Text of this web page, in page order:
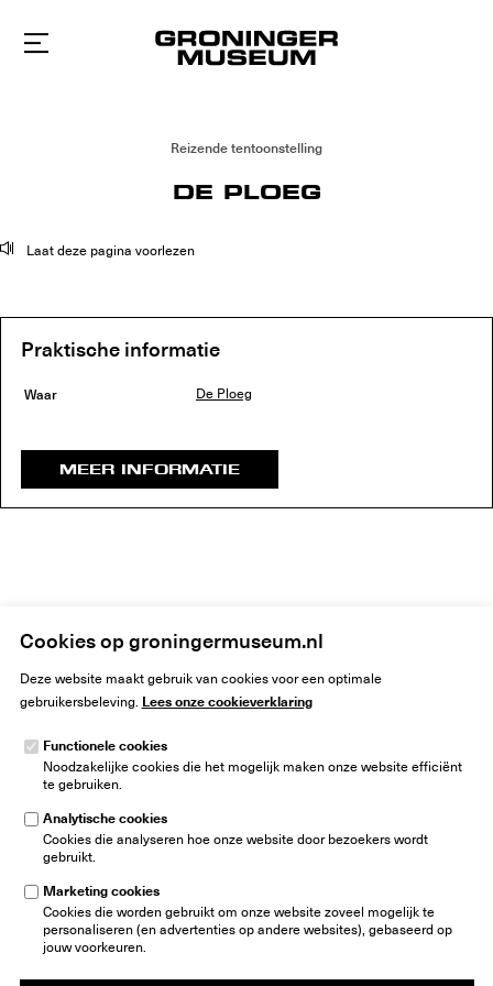
Cookies op groningermuseum.nl
Deze website maakt gebruik van cookies voor een optimale
gebruikersbeleving. Lees onze cookieverklaring
Functionele cookies
Noodzakelijke cookies die het mogelijk maken onze website efficiënt
te gebruiken.
Analytische cookies
Cookies die analyseren hoe onze website door bezoekers wordt
gebruikt.
Marketing cookies
Cookies die worden gebruikt om onze website zoveel mogelijk te
personaliseren (en advertenties op andere websites), gebaseerd op
jouw voorkeuren.
Naar
hoofdinhoud
Reizende tentoonstelling
DE PLOEG
Laat deze pagina voorlezen
Praktische informatie
Waar De Ploeg
MEER INFORMATIE
Groninger Museum
Nieuwsbrief